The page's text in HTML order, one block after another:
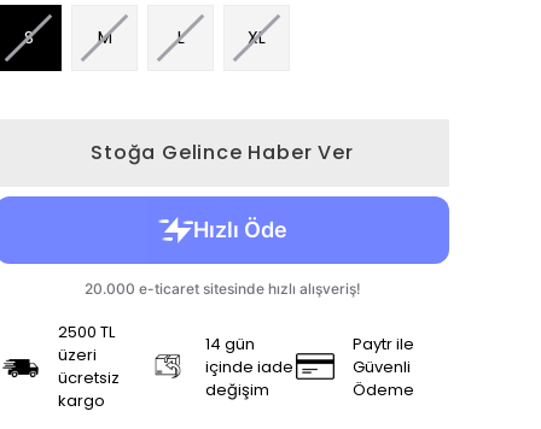
S M L XL
Stoğa Gelince Haber Ver
2500 TL
üzeri
ücretsiz
kargo
14 gün
içinde iade
değişim
Paytr ile
Güvenli
Ödeme